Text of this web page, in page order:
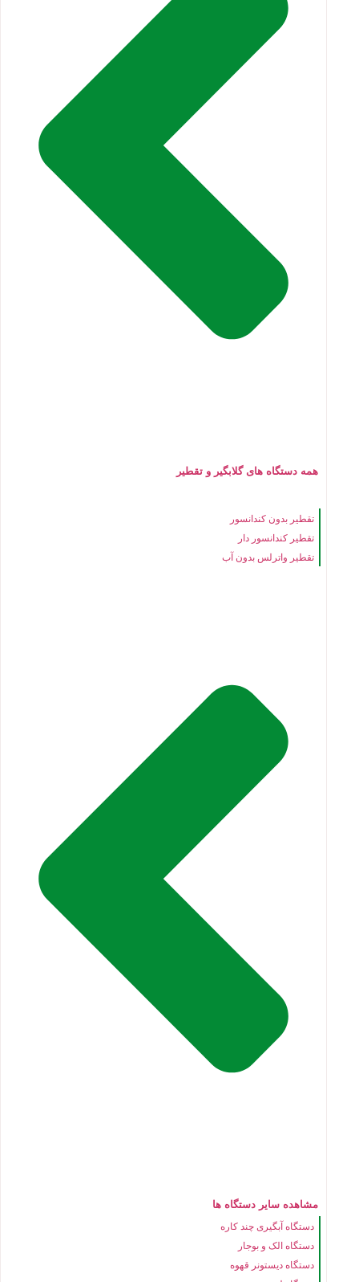
همه دستگاه های گلابگیر و تقطیر
تقطیر بدون کندانسور
تقطیر کندانسور دار
تقطیر واترلس بدون آب
مشاهده سایر دستگاه ها
دستگاه آبگیری چند کاره
دستگاه الک و بوجار
دستگاه دیستونر قهوه